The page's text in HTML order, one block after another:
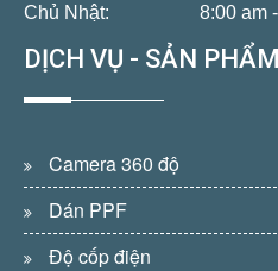
Chủ Nhật: 8:00 am
DỊCH VỤ - SẢN PHẨM
Camera 360 độ
Dán PPF
Độ cốp điện